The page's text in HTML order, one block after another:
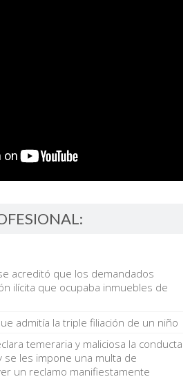
acreditó que los demandados
ilícita que ocupaba inmuebles de
admitía la triple filiación de un niño
temeraria y maliciosa la conducta
se les impone una multa de
un reclamo manifiestamente